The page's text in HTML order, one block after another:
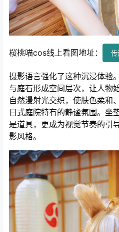
桜桃喵cos线上看图地址： 传
摄影语言强化了这种沉浸体验
与庭石形成空间层次，让人物
自然漫射光交织，使肤色柔和
日式庭院特有的静谧氛围。坐
是道具，更成为视觉节奏的引
影风格。